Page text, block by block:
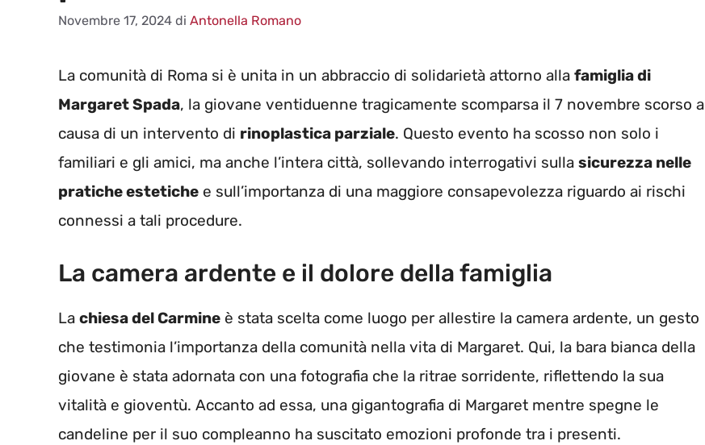
Novembre 17, 2024 di Antonella Romano
La comunità di Roma si è unita in un abbraccio di solidarietà attorno alla famiglia di
Margaret Spada, la giovane ventiduenne tragicamente scomparsa il 7 novembre scorso a
causa di un intervento di rinoplastica parziale. Questo evento ha scosso non solo i
familiari e gli amici, ma anche l’intera città, sollevando interrogativi sulla sicurezza nelle
pratiche estetiche e sull’importanza di una maggiore consapevolezza riguardo ai rischi
connessi a tali procedure.
La camera ardente e il dolore della famiglia
La chiesa del Carmine è stata scelta come luogo per allestire la camera ardente, un gesto
che testimonia l’importanza della comunità nella vita di Margaret. Qui, la bara bianca della
giovane è stata adornata con una fotografia che la ritrae sorridente, riflettendo la sua
vitalità e gioventù. Accanto ad essa, una gigantografia di Margaret mentre spegne le
candeline per il suo compleanno ha suscitato emozioni profonde tra i presenti.